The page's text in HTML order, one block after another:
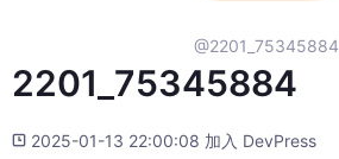
@2201_75345884
2201_75345884
2025-01-13 22:00:08 加入 DevPress